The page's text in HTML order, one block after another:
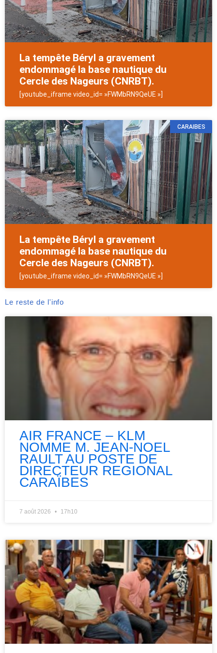
La tempête Béryl a gravement
endommagé la base nautique du
Cercle des Nageurs (CNRBT).
[youtube_iframe video_id= »FWMbRN9QeUE »]
CARAIBES
La tempête Béryl a gravement
endommagé la base nautique du
Cercle des Nageurs (CNRBT).
[youtube_iframe video_id= »FWMbRN9QeUE »]
Le reste de l'info
AIR FRANCE – KLM
NOMME M. JEAN-NOEL
RAULT AU POSTE DE
DIRECTEUR REGIONAL
CARAÏBES
7 août 2026 17h10